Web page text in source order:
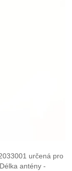
určená pro
antény -